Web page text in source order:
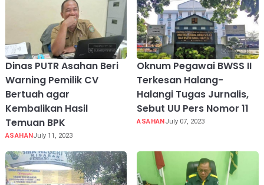
Dinas PUTR Asahan Beri
Warning Pemilik CV
Bertuah agar
Kembalikan Hasil
Temuan BPK
ASAHANJuly 11, 2023
Oknum Pegawai BWSS II
Terkesan Halang-
Halangi Tugas Jurnalis,
Sebut UU Pers Nomor 11
ASAHANJuly 07, 2023